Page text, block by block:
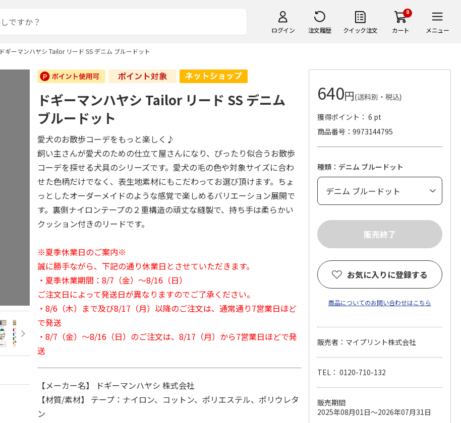
ログイン 注文履歴 クイック注文
0
カート メニュー
ドギーマンハヤシ Tailor リード SS デニム ブルードット
ドギーマンハヤシ Tailor リード SS デニム
ブルードット
愛犬のお散歩コーデをもっと楽しく♪
飼い主さんが愛犬のための仕立て屋さんになり、ぴったり似合うお散歩
コーデを探せる犬具のシリーズです。愛犬の毛の色や対象サイズに合わ
せた色柄だけでなく、表生地素材にもこだわってお選び頂けます。ちょ
っとしたオーダーメイドのような感覚で楽しめるバリエーション展開で
す。裏側ナイロンテープの２重構造の頑丈な縫製で、持ち手は柔らかい
クッション付きのリードです。
※夏季休業日のご案内※
誠に勝手ながら、下記の通り休業日とさせていただきます。
・夏季休業期間：8/7（金）～8/16（日）
ご注文日によって発送日が異なりますのでご了承ください。
・8/6（木）まで及び8/17（月）以降のご注文は、通常通り7営業日ほど
で発送
・8/7（金）～8/16（日）のご注文は、8/17（月）から7営業日ほどで発
送
【メーカー名】 ドギーマンハヤシ 株式会社
【材質/素材】 テープ：ナイロン、コットン、ポリエステル、ポリウレタ
ン
640円(送料別・税込)
獲得ポイント： 6 pt
商品番号
9973144795
種類：デニム ブルードット
お気に入りに登録する
商品についてのお問い合わせはこちら
販売者：マイプリント株式会社
TEL： 0120-710-132
販売期間
2025年08月01日～2026年07月31日